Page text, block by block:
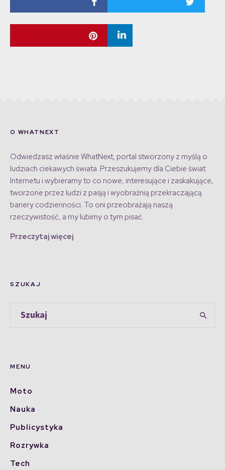
O WHATNEXT
Odwiedzasz właśnie WhatNext, portal stworzony z myślą o
ludziach ciekawych świata. Przeszukujemy dla Ciebie świat
Internetu i wybieramy to co nowe, interesujące i zaskakujące,
tworzone przez ludzi z pasją i wyobraźnią przekraczającą
bariery codzienności. To oni przeobrażają naszą
rzeczywistość, a my lubimy o tym pisać.
Przeczytaj więcej
SZUKAJ
MENU
Moto
Nauka
Publicystyka
Rozrywka
Tech